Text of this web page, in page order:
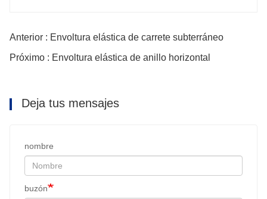
Anterior : Envoltura elástica de carrete subterráneo
Próximo : Envoltura elástica de anillo horizontal
Deja tus mensajes
nombre
buzón